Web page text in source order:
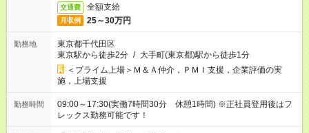
交通費 全額支給
月収例 25～30万円
勤務地
東京都千代田区
東京駅から徒歩2分 / 大手町(東京都)駅から徒歩1分
＜プライム上場＞Ｍ＆Ａ仲介，ＰＭＩ支援，企業評価の実
施，上場支援
勤務時間
09:00～17:30(実働7時間30分 休憩1時間) ※正社員登用後はフ
レックス勤務可能です！